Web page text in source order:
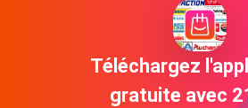
Téléchargez
gratuite avec